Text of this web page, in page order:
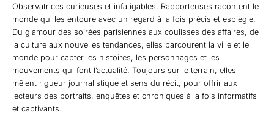
Observatrices curieuses et infatigables, Rapporteuses racontent le
monde qui les entoure avec un regard à la fois précis et espiègle.
Du glamour des soirées parisiennes aux coulisses des affaires, de
la culture aux nouvelles tendances, elles parcourent la ville et le
monde pour capter les histoires, les personnages et les
mouvements qui font l’actualité. Toujours sur le terrain, elles
mêlent rigueur journalistique et sens du récit, pour offrir aux
lecteurs des portraits, enquêtes et chroniques à la fois informatifs
et captivants.